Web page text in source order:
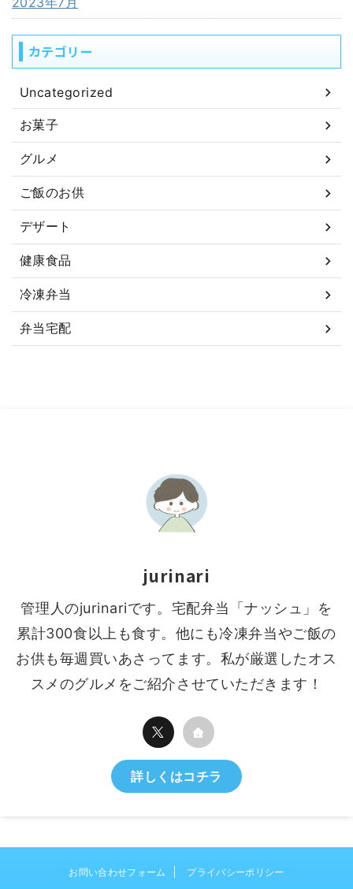
カテゴリー
Uncategorized
お菓子
グルメ
ご飯のお供
デザート
健康食品
冷凍弁当
弁当宅配
jurinari
管理人のjurinariです。宅配弁当「ナッシュ」を
累計300食以上も食す。他にも冷凍弁当やご飯の
お供も毎週買いあさってます。私が厳選したオス
スメのグルメをご紹介させていただきます！
詳しくはコチラ
お問い合わせフォーム プライバシーポリシー